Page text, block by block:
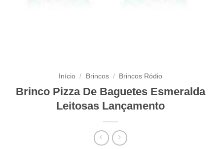
Início / Brincos / Brincos Ródio
Brinco Pizza De Baguetes Esmeralda
Leitosas Lançamento